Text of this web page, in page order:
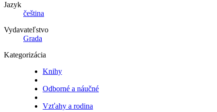
Jazyk
čeština
Vydavateľstvo
Grada
Kategorizácia
Knihy
Odborné a náučné
Vzťahy a rodina